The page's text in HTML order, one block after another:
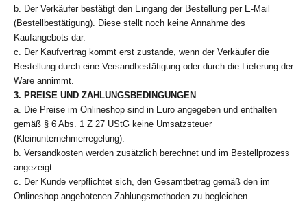
b. Der Verkäufer bestätigt den Eingang der Bestellung per E-Mail
(Bestellbestätigung). Diese stellt noch keine Annahme des
Kaufangebots dar.
c. Der Kaufvertrag kommt erst zustande, wenn der Verkäufer die
Bestellung durch eine Versandbestätigung oder durch die Lieferung der
Ware annimmt.
3. PREISE UND ZAHLUNGSBEDINGUNGEN
a. Die Preise im Onlineshop sind in Euro angegeben und enthalten
gemäß § 6 Abs. 1 Z 27 UStG keine Umsatzsteuer
(Kleinunternehmerregelung).
b. Versandkosten werden zusätzlich berechnet und im Bestellprozess
angezeigt.
c. Der Kunde verpflichtet sich, den Gesamtbetrag gemäß den im
Onlineshop angebotenen Zahlungsmethoden zu begleichen.